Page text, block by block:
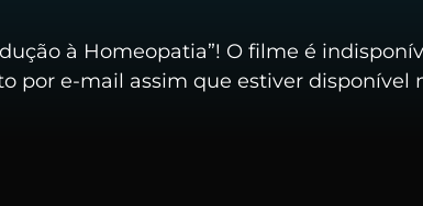
à Homeopatia”! O filme é
por e-mail assim que estiver disponível